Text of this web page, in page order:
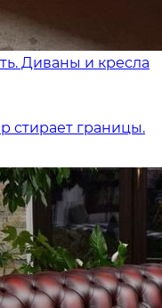
Диваны и кресла
стирает границы.